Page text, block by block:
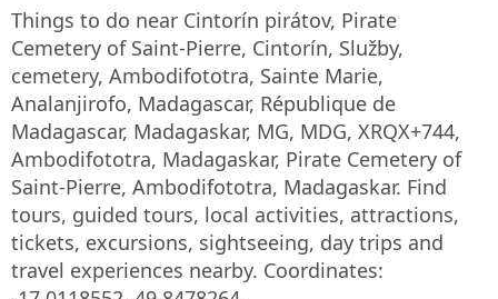
Things to do near Cintorín pirátov, Pirate
Cemetery of Saint-Pierre, Cintorín, Služby,
cemetery, Ambodifototra, Sainte Marie,
Analanjirofo, Madagascar, République de
Madagascar, Madagaskar, MG, MDG, XRQX+744,
Ambodifototra, Madagaskar, Pirate Cemetery of
Saint-Pierre, Ambodifototra, Madagaskar. Find
tours, guided tours, local activities, attractions,
tickets, excursions, sightseeing, day trips and
travel experiences nearby. Coordinates: